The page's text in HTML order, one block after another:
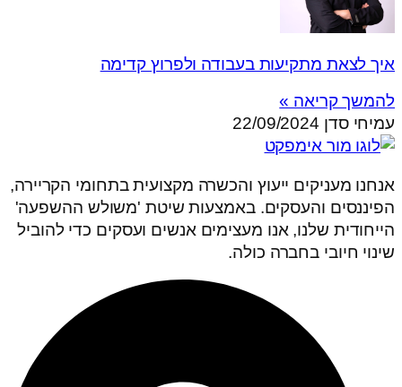
איך לצאת מתקיעות בעבודה ולפרוץ קדימה
להמשך קריאה »
עמיחי סדן 22/09/2024
אנחנו מעניקים ייעוץ והכשרה מקצועית בתחומי הקריירה,
הפיננסים והעסקים. באמצעות שיטת 'משולש ההשפעה'
הייחודית שלנו, אנו מעצימים אנשים ועסקים כדי להוביל
שינוי חיובי בחברה כולה.